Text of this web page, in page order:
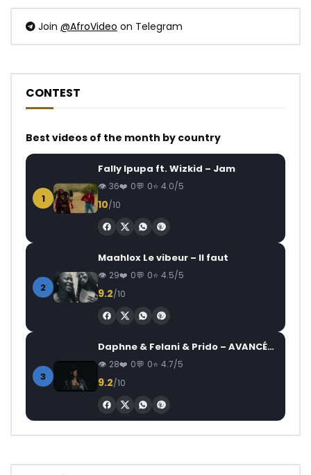
Join @AfroVideo on Telegram
CONTEST
Best videos of the month by country
1
Fally Ipupa ft. Wizkid – Jam
36 0 0 4.0/5
10/10
2
Maahlox Le vibeur – Il faut
29 0 0 4.5/5
9.2/10
3
Daphne & Felani & Prido – AVANCÉE (Le Pays Va Mal)
28 0 0 4.7/5
9.2/10